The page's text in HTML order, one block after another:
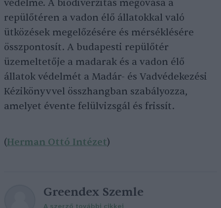
védelme. A biodiverzitás megóvása a
repülőtéren a vadon élő állatokkal való
ütközések megelőzésére és mérséklésére
összpontosít. A budapesti repülőtér
üzemeltetője a madarak és a vadon élő
állatok védelmét a Madár- és Vadvédekezési
Kézikönyvvel összhangban szabályozza,
amelyet évente felülvizsgál és frissít.
(Herman Ottó Intézet)
Greendex Szemle